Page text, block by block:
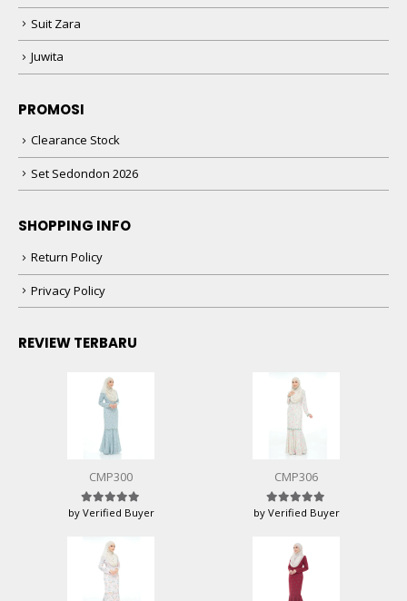
Suit Zara
Juwita
PROMOSI
Clearance Stock
Set Sedondon 2026
SHOPPING INFO
Return Policy
Privacy Policy
REVIEW TERBARU
CMP300
Rated5 out of 5
by Verified Buyer
CMP306
Rated5 out of 5
by Verified Buyer